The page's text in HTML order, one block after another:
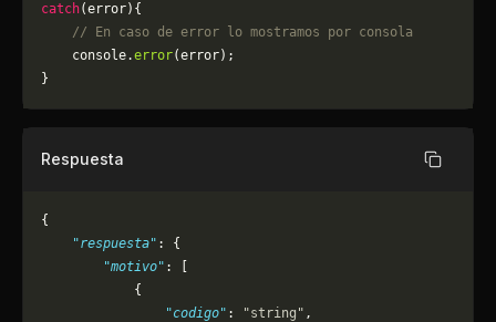
catch(error){
    // En caso de error lo mostramos por consola
	console.
error(error);
}
Respuesta Copiar
{
    "respuesta"
: {
        "motivo"
: [
            {
                "codigo"
: "string" ,